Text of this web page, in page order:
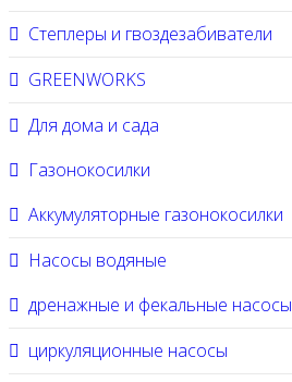
Степлеры и гвоздезабиватели
GREENWORKS
Для дома и сада
Газонокосилки
Аккумуляторные газонокосилки
Насосы водяные
дренажные и фекальные насосы
циркуляционные насосы